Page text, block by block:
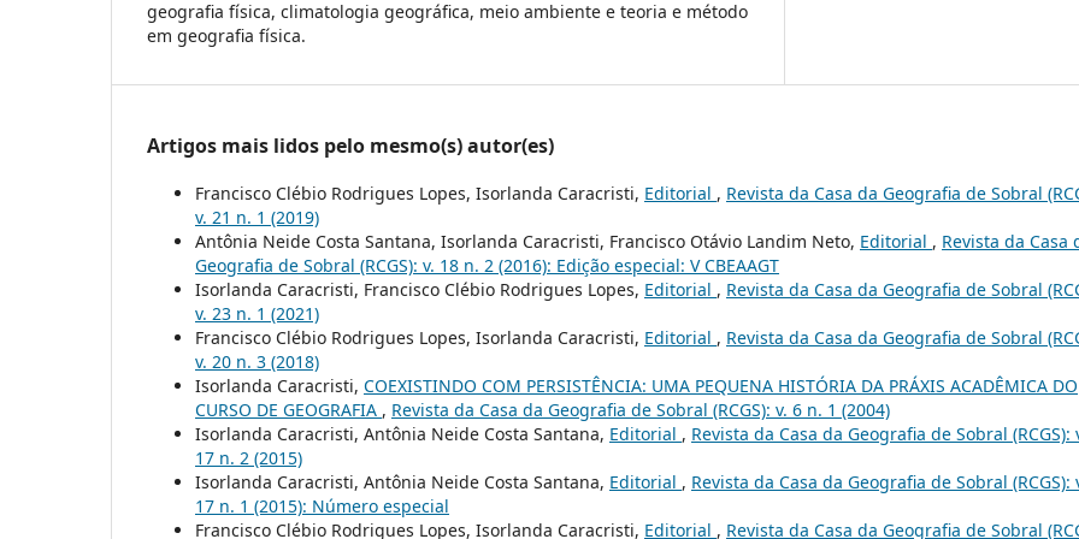
geografia física, climatologia geográfica, meio ambiente e teoria e método
em geografia física.
Artigos mais lidos pelo mesmo(s) autor(es)
Francisco Clébio Rodrigues Lopes, Isorlanda Caracristi, Editorial , Revista da Casa da Geografia de Sobral
v. 21 n. 1 (2019)
Antônia Neide Costa Santana, Isorlanda Caracristi, Francisco Otávio Landim Neto, Editorial , Revista da Casa
Geografia de Sobral (RCGS): v. 18 n. 2 (2016): Edição especial: V CBEAAGT
Isorlanda Caracristi, Francisco Clébio Rodrigues Lopes, Editorial , Revista da Casa da Geografia de Sobral
v. 23 n. 1 (2021)
Francisco Clébio Rodrigues Lopes, Isorlanda Caracristi, Editorial , Revista da Casa da Geografia de Sobral
v. 20 n. 3 (2018)
Isorlanda Caracristi, COEXISTINDO COM PERSISTÊNCIA: UMA PEQUENA HISTÓRIA DA PRÁXIS ACADÊMICA DO
CURSO DE GEOGRAFIA , Revista da Casa da Geografia de Sobral (RCGS): v. 6 n. 1 (2004)
Isorlanda Caracristi, Antônia Neide Costa Santana, Editorial , Revista da Casa da Geografia de Sobral (RCGS):
17 n. 2 (2015)
Isorlanda Caracristi, Antônia Neide Costa Santana, Editorial , Revista da Casa da Geografia de Sobral (RCGS):
17 n. 1 (2015): Número especial
Francisco Clébio Rodrigues Lopes, Isorlanda Caracristi, Editorial , Revista da Casa da Geografia de Sobral